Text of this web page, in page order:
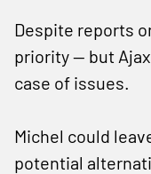
Despite reports
priority — but
case of issues.
Michel could
potential